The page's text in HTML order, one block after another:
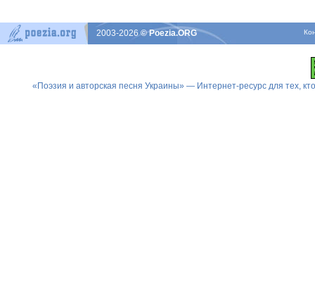
2003-2026© Poezia.ORG
«Поэзия и авторская песня Украины» — Интернет-ресурс для тех,